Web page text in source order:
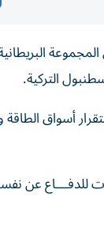
التركية.
أسواق الطاقة
للدفـــاع عن